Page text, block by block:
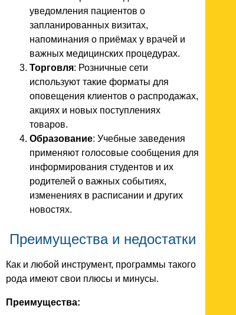
уведомления пациентов о
запланированных визитах,
напоминания о приёмах у врачей и
важных медицинских процедурах.
Торговля: Розничные сети
используют такие форматы для
оповещения клиентов о распродажах,
акциях и новых поступлениях
товаров.
Образование: Учебные заведения
применяют голосовые сообщения для
информирования студентов и их
родителей о важных событиях,
изменениях в расписании и других
новостях.
Преимущества и недостатки
Как и любой инструмент, программы такого
рода имеют свои плюсы и минусы.
Преимущества: